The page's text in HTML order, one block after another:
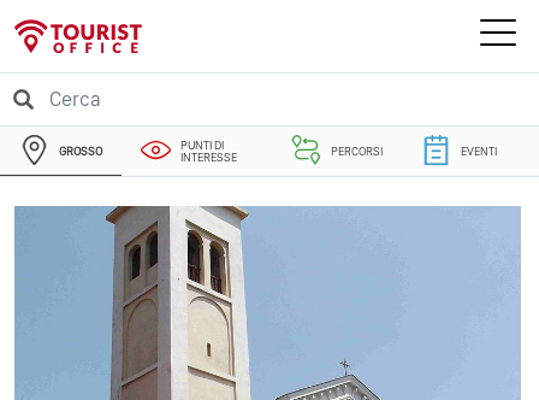
GROSSO
PUNTI DI
INTERESSE
PERCORSI EVENTI